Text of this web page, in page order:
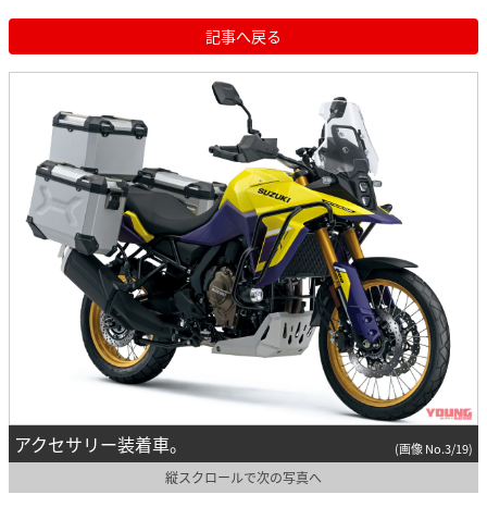
記事へ戻る
アクセサリー装着車。 (画像 No.3/19)
縦スクロールで次の写真へ